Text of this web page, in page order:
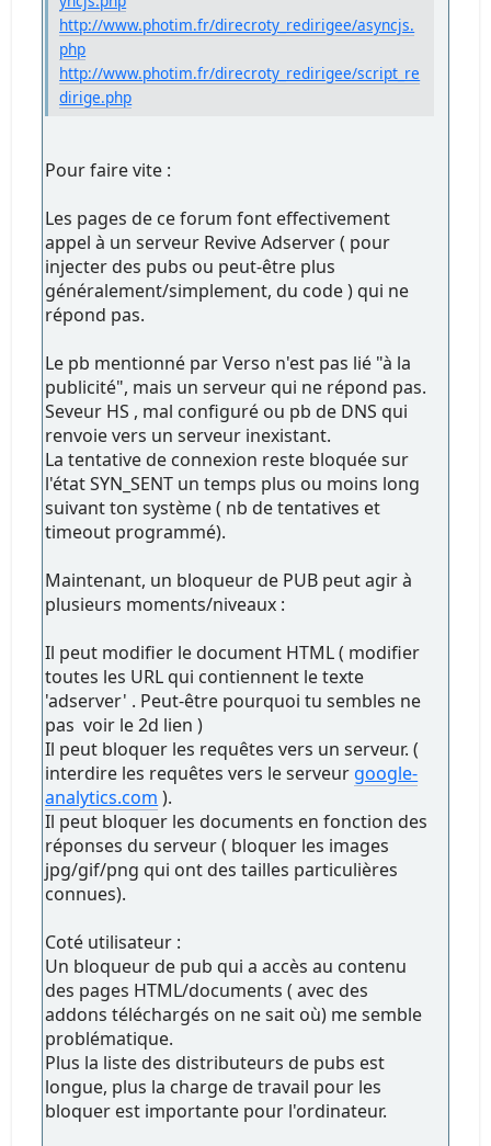
http://www.photim.fr/direcroty_redirigee/asyncjs.
php
http://www.photim.fr/direcroty_redirigee/script_re
dirige.php
Pour faire vite :
Les pages de ce forum font effectivement
appel à un serveur Revive Adserver ( pour
injecter des pubs ou peut-être plus
généralement/simplement, du code ) qui ne
répond pas.
Le pb mentionné par Verso n'est pas lié "à la
publicité", mais un serveur qui ne répond pas.
Seveur HS , mal configuré ou pb de DNS qui
renvoie vers un serveur inexistant.
La tentative de connexion reste bloquée sur
l'état SYN_SENT un temps plus ou moins long
suivant ton système ( nb de tentatives et
timeout programmé).
Maintenant, un bloqueur de PUB peut agir à
plusieurs moments/niveaux :
Il peut modifier le document HTML ( modifier
toutes les URL qui contiennent le texte
'adserver' . Peut-être pourquoi tu sembles ne
pas voir le 2d lien )
Il peut bloquer les requêtes vers un serveur. (
interdire les requêtes vers le serveur google-
analytics.com ).
Il peut bloquer les documents en fonction des
réponses du serveur ( bloquer les images
jpg/gif/png qui ont des tailles particulières
connues).
Coté utilisateur :
Un bloqueur de pub qui a accès au contenu
des pages HTML/documents ( avec des
addons téléchargés on ne sait où) me semble
problématique.
Plus la liste des distributeurs de pubs est
longue, plus la charge de travail pour les
bloquer est importante pour l'ordinateur.